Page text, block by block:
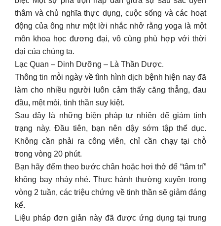
thâm và chủ nghĩa thực dụng, cuộc sống và các hoạt
động của ông như một lời nhắc nhở rằng yoga là một
môn khoa học đương đại, vô cùng phù hợp với thời
đại của chúng ta.
Lạc Quan – Dinh Dưỡng – Là Thần Dược.
Thông tin mỗi ngày về tình hình dịch bệnh hiện nay đã
làm cho nhiều người luôn cảm thấy căng thẳng, đau
đầu, mệt mỏi, tinh thần suy kiệt.
Sau đây là những biện pháp tự nhiên để giảm tình
trạng này. Đầu tiên, bạn nên dậy sớm tập thể dục.
Không cần phải ra công viên, chỉ cần chạy tại chỗ
trong vòng 20 phút.
Bạn hãy đếm theo bước chân hoặc hơi thở để “tâm trí”
không bay nhảy nhé. Thực hành thường xuyên trong
vòng 2 tuần, các triệu chứng về tinh thần sẽ giảm đáng
kể.
Liệu pháp đơn giản này đã được ứng dụng tại trung